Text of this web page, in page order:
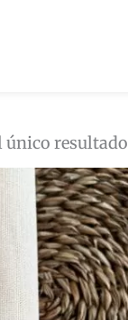
único resultado